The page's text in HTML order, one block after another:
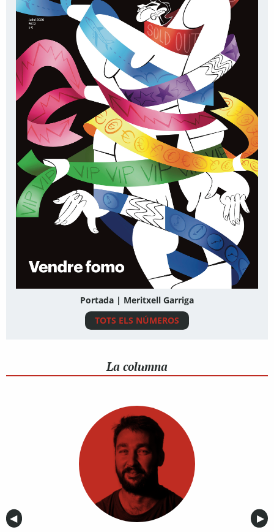
Portada | Meritxell Garriga
TOTS ELS NÚMEROS
La columna
Anterior
◀︎ ▶︎